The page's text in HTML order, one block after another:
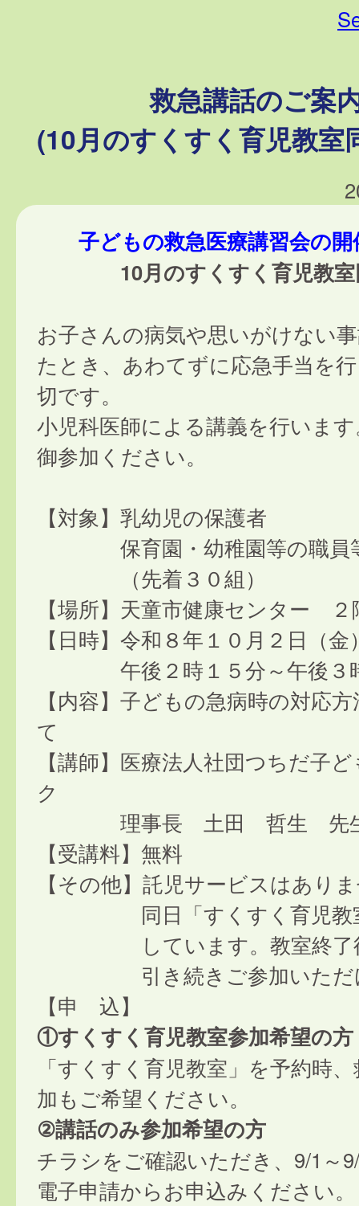
救急講話のご案
(10月のすくすく育児教室
子どもの救急医療講習会の
10月のすくすく育児教
お子さんの病気や思いがけない
たとき、あわてずに応急手当を
切です。
小児科医師による講義を行いま
御参加ください。
【対象】乳幼児の保護者
保育園・幼稚園等の職員
（先着３０組）
【場所】天童市健康センター ２
【日時】令和８年１０月２日（金
午後２時１５分～午後３
【内容】子どもの急病時の対応
て
【講師】医療法人社団つちだ子
ク
理事長 土田 哲生 先
【受講料】無料
【その他】託児サービスはあり
同日「すくすく育児教室
しています。教室終了
引き続きご参加いただ
【申 込】
①すくすく育児教室参加希望の方
「すくすく育児教室」を予約時
加もご希望ください。
②講話のみ参加希望の方
チラシをご確認いただき、9/1～
電子申請からお申込みください。